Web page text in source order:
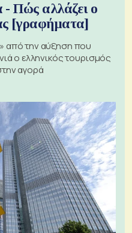
- Πώς αλλάζει ο
[γραφήματα]
από την αύξηση που
ο ελληνικός τουρισμός
αγορά